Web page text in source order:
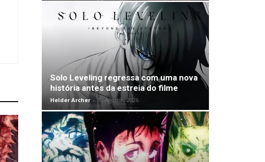
Solo Leveling regressa com uma nova
história antes da estreia do filme
Helder Archer - 7 , Agosto , 2026